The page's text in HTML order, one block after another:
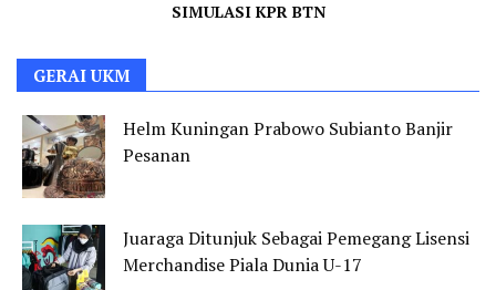
SIMULASI KPR BTN
GERAI UKM
Helm Kuningan Prabowo Subianto Banjir
Pesanan
Juaraga Ditunjuk Sebagai Pemegang Lisensi
Merchandise Piala Dunia U-17